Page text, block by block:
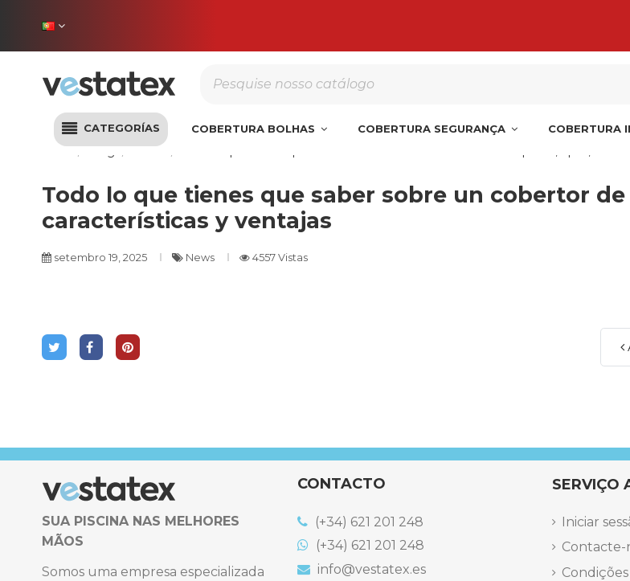
CATEGORÍAS COBERTURA BOLHAS COBERTURA SEGURANÇA COBERTURA
Início Blog News
Todo lo que tienes que saber sobre un cobertor
características y ventajas
setembro 19, 2025 News 4557 Vistas
SUA PISCINA NAS MELHORES
MÃOS
Somos uma empresa especializada
CONTACTO
(+34) 621 201 248
(+34) 621 201 248
info@vestatex.es
SERVIÇO
Iniciar
Contacte-